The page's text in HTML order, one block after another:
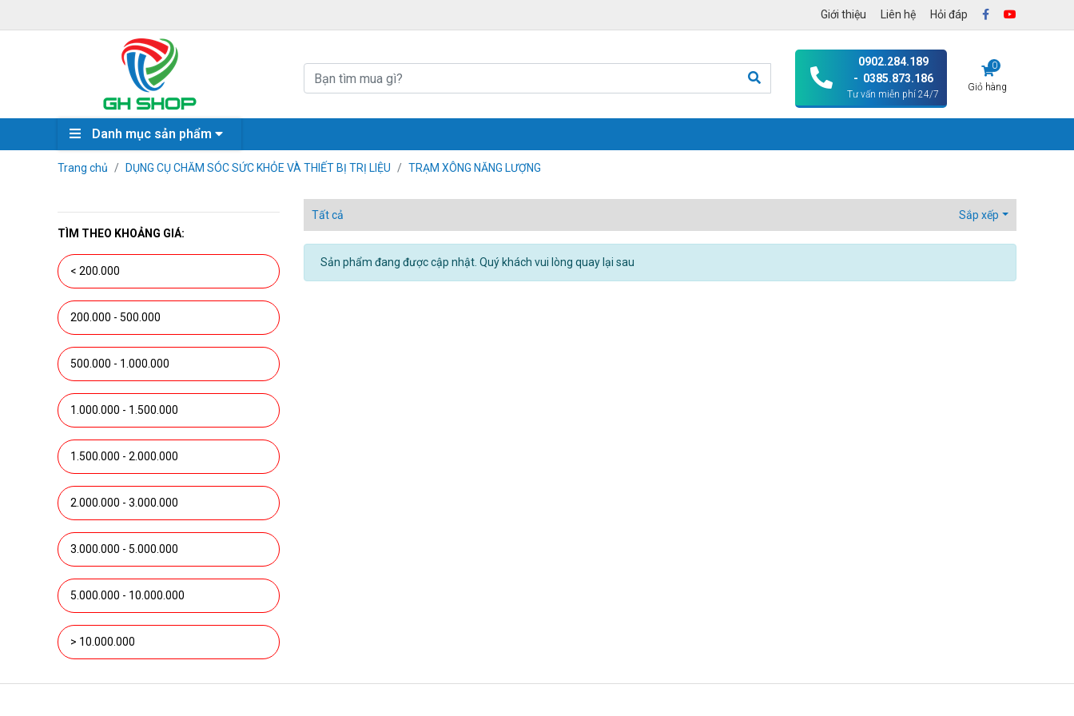
Giới thiệu Liên hệ Hỏi đáp
0902.284.189
- 0385.873.186
Tư vấn miễn phí 24/7
Giỏ hàng
0
Danh mục sản phẩm
Trang chủ DỤNG CỤ CHĂM SÓC SỨC KHỎE VÀ THIẾT BỊ TRỊ LIỆU TRẠM XÔNG NĂNG LƯỢNG
TÌM THEO KHOẢNG GIÁ:
< 200.000
200.000 - 500.000
500.000 - 1.000.000
1.000.000 - 1.500.000
1.500.000 - 2.000.000
2.000.000 - 3.000.000
3.000.000 - 5.000.000
5.000.000 - 10.000.000
> 10.000.000
Tất cả Sắp xếp
Sản phẩm đang được cập nhật. Quý khách vui lòng quay lại sau